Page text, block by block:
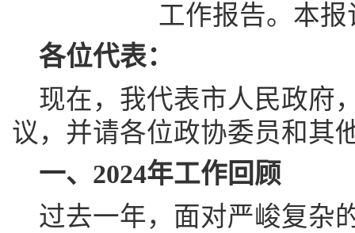
工作报告。本
各位代表：
现在，我代表市人民政府
议，并请各位政协委员和其
一、2024年工作回顾
过去一年，面对严峻复杂